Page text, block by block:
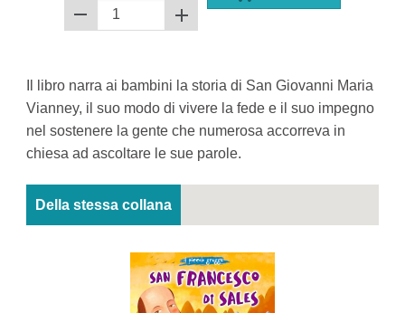
Il libro narra ai bambini la storia di San Giovanni Maria
Vianney, il suo modo di vivere la fede e il suo impegno
nel sostenere la gente che numerosa accorreva in
chiesa ad ascoltare le sue parole.
Della stessa collana